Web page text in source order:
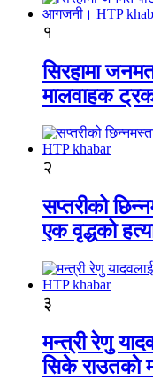
१
सिरहामा जनमत
मालवाहक
२
सप्तरीको
एक वृद्धको
३
मन्त्री रेणु
सिके राउतकाे